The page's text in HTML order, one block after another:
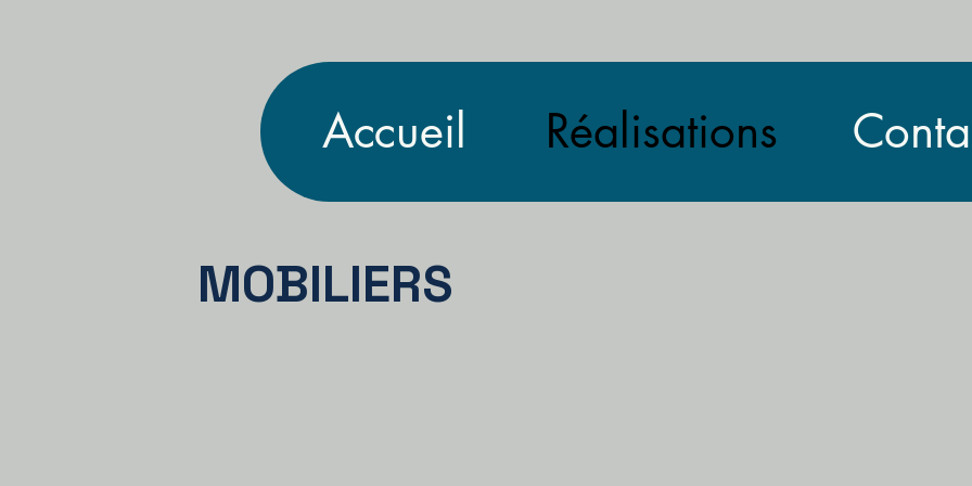
MOBILIERS
Accueil Réalisations